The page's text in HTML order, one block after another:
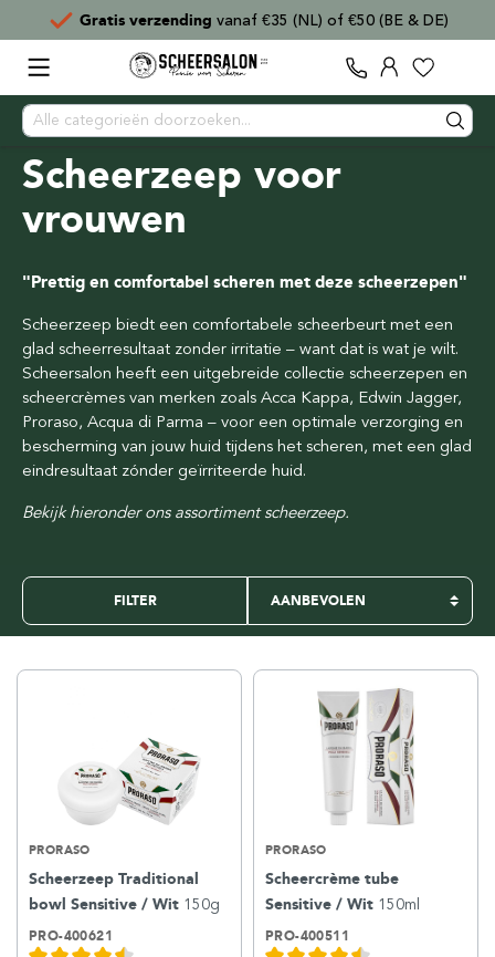
Voor15:00 besteld,direct verzonden
Scheerzeep voor
vrouwen
"Prettig en comfortabel scheren met deze scheerzepen"
Scheerzeep biedt een comfortabele scheerbeurt met een
glad scheerresultaat zonder irritatie – want dat is wat je wilt.
Scheersalon heeft een uitgebreide collectie scheerzepen en
scheercrèmes van merken zoals Acca Kappa, Edwin Jagger,
Proraso, Acqua di Parma – voor een optimale verzorging en
bescherming van jouw huid tijdens het scheren, met een glad
eindresultaat zónder geïrriteerde huid.
Bekijk hieronder ons assortiment scheerzeep.
FILTER
PRORASO
Scheerzeep Traditional
bowl Sensitive / Wit 150g
PRO-400621
PRORASO
Scheercrème tube
Sensitive / Wit 150ml
PRO-400511